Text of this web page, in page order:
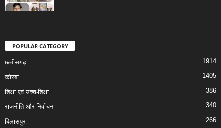
POPULAR CATEGORY
छत्तीसगढ़ 1914
कोरबा 1405
शिक्षा एवं उच्च-शिक्षा 386
राजनीति और निर्वाचन 340
बिलासपुर 266